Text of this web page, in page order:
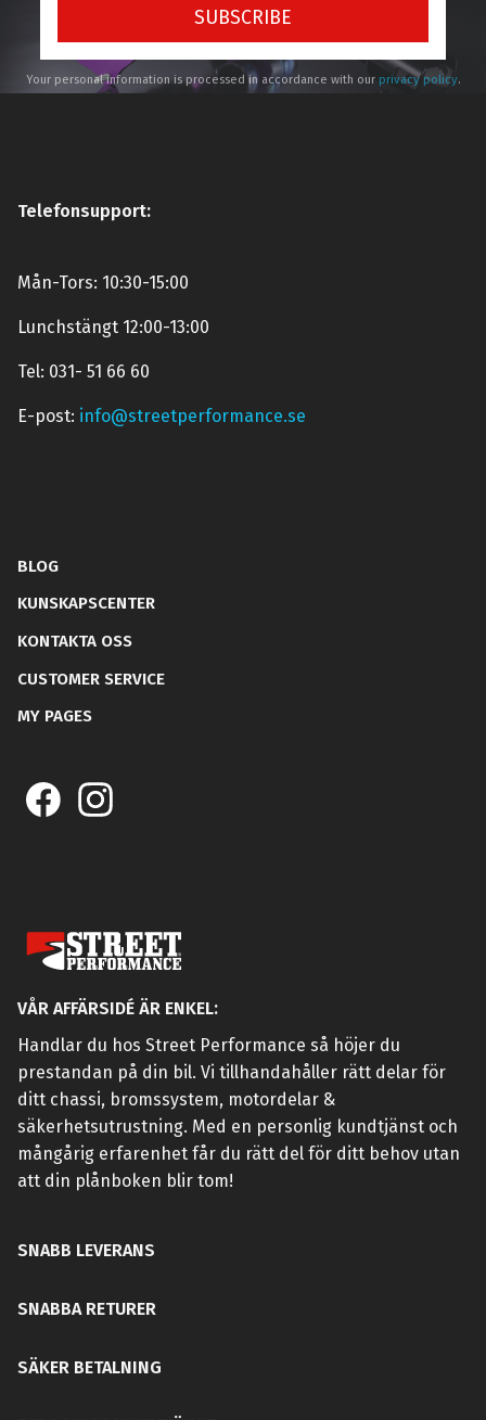
SUBSCRIBE
Your personal information is processed in accordance with our privacy policy.
Telefonsupport:
Mån-Tors: 10:30-15:00
Lunchstängt 12:00-13:00
Tel: 031- 51 66 60
E-post: info@streetperformance.se
BLOG
KUNSKAPSCENTER
KONTAKTA OSS
CUSTOMER SERVICE
MY PAGES
VÅR AFFÄRSIDÉ ÄR ENKEL:
Handlar du hos Street Performance så höjer du
prestandan på din bil. Vi tillhandahåller rätt delar för
ditt chassi, bromssystem, motordelar &
säkerhetsutrustning. Med en personlig kundtjänst och
mångårig erfarenhet får du rätt del för ditt behov utan
att din plånboken blir tom!
SNABB LEVERANS
SNABBA RETURER
SÄKER BETALNING